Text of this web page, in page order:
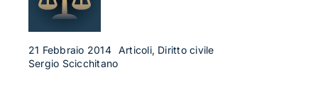
Approfondimenti
Contatti
21 Febbraio 2014 Articoli, Diritto civile
Sergio Scicchitano